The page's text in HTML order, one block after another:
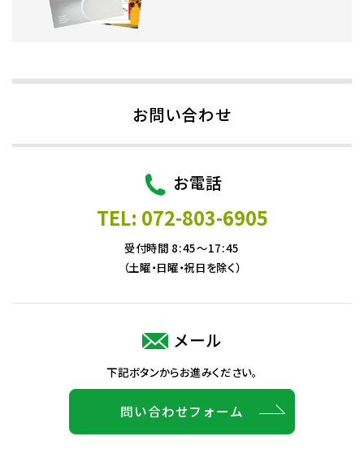
お問い合わせ
お電話
TEL: 072-803-6905
受付時間 8:45～17:45
（土曜・日曜・祝日を除く）
メール
下記ボタンからお進みください。
問い合わせフォーム